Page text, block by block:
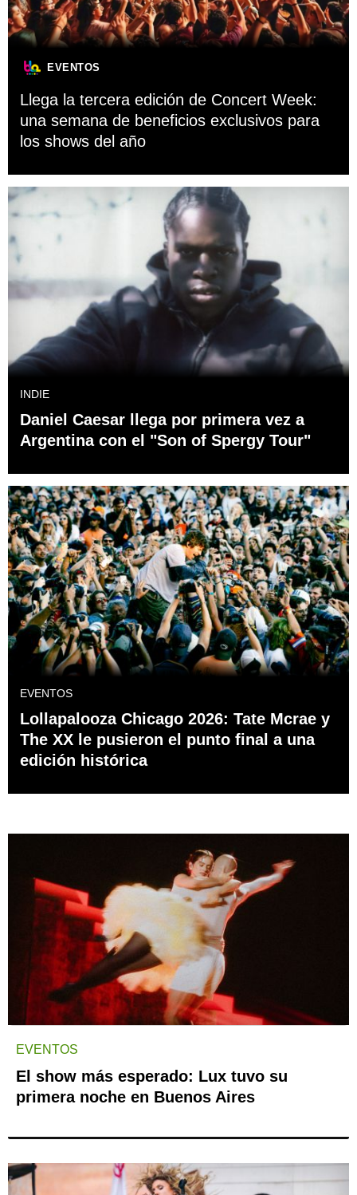
EVENTOS
Llega la tercera edición de Concert Week:
una semana de beneficios exclusivos para
los shows del año
INDIE
Daniel Caesar llega por primera vez a
Argentina con el "Son of Spergy Tour"
EVENTOS
Lollapalooza Chicago 2026: Tate Mcrae y
The XX le pusieron el punto final a una
edición histórica
EVENTOS
El show más esperado: Lux tuvo su
primera noche en Buenos Aires